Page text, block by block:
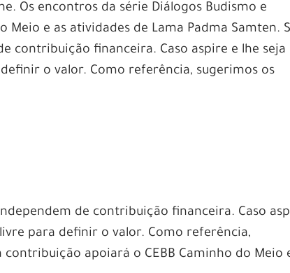
Os encontros da série Diálogos Budismo e
Meio e as atividades de Lama Padma Samten.
contribuição financeira. Caso aspire e lhe seja
o valor. Como referência, sugerimos os
de contribuição financeira. Caso
para definir o valor. Como referência,
contribuição apoiará o CEBB Caminho do Meio